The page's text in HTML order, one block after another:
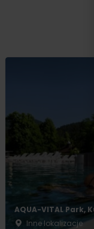
AQUA-VITAL Park,
Inne lokalizacje